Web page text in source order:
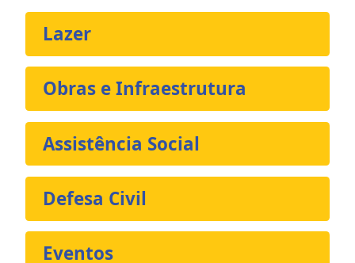
Lazer
Obras e Infraestrutura
Assistência Social
Defesa Civil
Eventos